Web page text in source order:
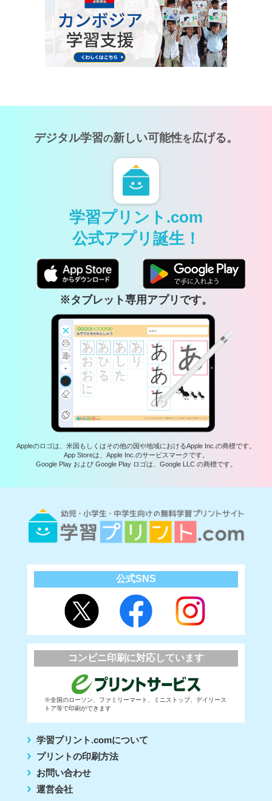
デジタル学習の新しい可能性を広げる。
学習プリント.com
公式アプリ誕生！
※タブレット専用アプリです。
Appleのロゴは、米国もしくはその他の国や地域におけるApple Inc.の商標です。
App Storeは、Apple Inc.のサービスマークです。
Google Play および Google Play ロゴは、Google LLC の商標です。
公式SNS
コンビニ印刷に対応しています
※全国のローソン、ファミリーマート、ミニストップ、デイリース
トア等で印刷ができます
学習プリント.comについて
プリントの印刷方法
お問い合わせ
運営会社